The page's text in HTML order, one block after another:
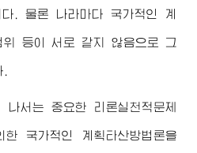
. 물론 나라마다 국가적인 계
등이 서로 같지 않음으로 그
나서는 중요한 리론실천적문제
국가적인 계획타산방법론을